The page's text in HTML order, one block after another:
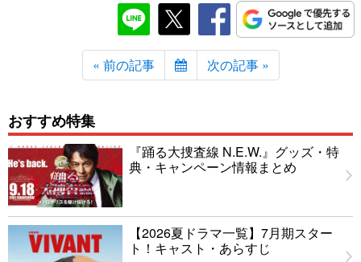
« 前の記事 次の記事 »
おすすめ特集
『踊る大捜査線 N.E.W.』グッズ・特
典・キャンペーン情報まとめ
【2026夏ドラマ一覧】7月期スター
ト！キャスト・あらすじ